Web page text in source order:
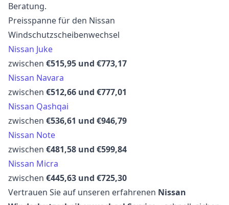
Beratung.
Preisspanne für den Nissan
Windschutzscheibenwechsel
Nissan Juke
zwischen €515,95 und €773,17
Nissan Navara
zwischen €512,66 und €777,01
Nissan Qashqai
zwischen €536,61 und €946,79
Nissan Note
zwischen €481,58 und €599,84
Nissan Micra
zwischen €445,63 und €725,30
Vertrauen Sie auf unseren erfahrenen Nissan